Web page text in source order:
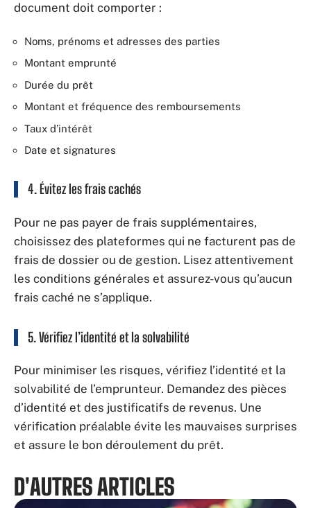
document doit comporter :
Noms, prénoms et adresses des parties
Montant emprunté
Durée du prêt
Montant et fréquence des remboursements
Taux d’intérêt
Date et signatures
4. Évitez les frais cachés
Pour ne pas payer de frais supplémentaires,
choisissez des plateformes qui ne facturent pas de
frais de dossier ou de gestion. Lisez attentivement
les conditions générales et assurez-vous qu’aucun
frais caché ne s’applique.
5. Vérifiez l’identité et la solvabilité
Pour minimiser les risques, vérifiez l’identité et la
solvabilité de l’emprunteur. Demandez des pièces
d’identité et des justificatifs de revenus. Une
vérification préalable évite les mauvaises surprises
et assure le bon déroulement du prêt.
D'AUTRES ARTICLES